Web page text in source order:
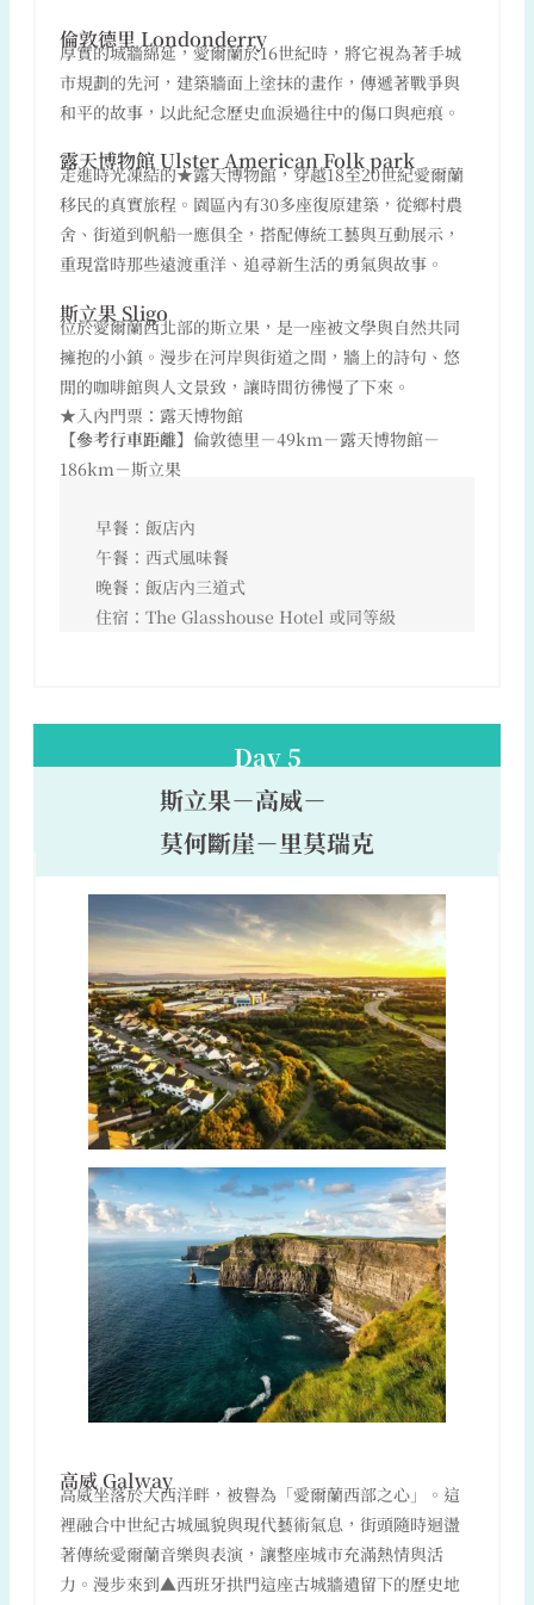
倫敦德里 Londonderry
厚實的城牆綿延，愛爾蘭於16世紀時，將它視為著手城
市規劃的先河，建築牆面上塗抹的畫作，傳遞著戰爭與
和平的故事，以此紀念歷史血淚過往中的傷口與疤痕。
露天博物館 Ulster American Folk park
走進時光凍結的★露天博物館，穿越18至20世紀愛爾蘭
移民的真實旅程。園區內有30多座復原建築，從鄉村農
舍、街道到帆船一應俱全，搭配傳統工藝與互動展示，
重現當時那些遠渡重洋、追尋新生活的勇氣與故事。
斯立果 Sligo
位於愛爾蘭西北部的斯立果，是一座被文學與自然共同
擁抱的小鎮。漫步在河岸與街道之間，牆上的詩句、悠
閒的咖啡館與人文景致，讓時間彷彿慢了下來。
★入內門票：露天博物館
【參考行車距離】 倫敦德里－49km－露天博物館－
186km－斯立果
早餐：飯店內
午餐：西式風味餐
晚餐：飯店內三道式
住宿：The Glasshouse Hotel 或同等級
Day 5
斯立果－高威－
莫何斷崖－里莫瑞克
高威 Galway
高威坐落於大西洋畔，被譽為「愛爾蘭西部之心」。這
裡融合中世紀古城風貌與現代藝術氣息，街頭隨時迴盪
著傳統愛爾蘭音樂與表演，讓整座城市充滿熱情與活
力。漫步來到▲西班牙拱門這座古城牆遺留下的歷史地